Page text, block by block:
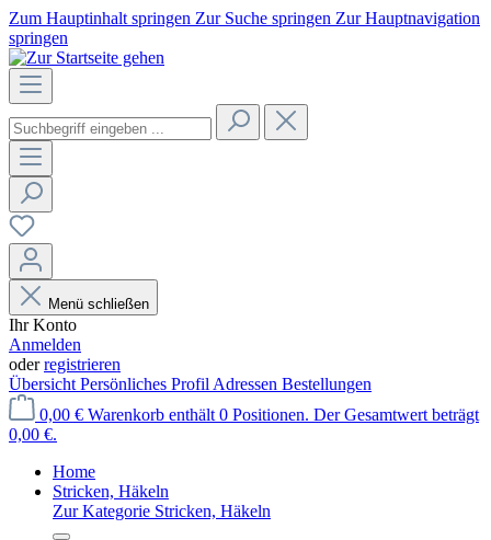
Zum Hauptinhalt springen Zur Suche springen Zur Hauptnavigation
springen
Menü schließen
Ihr Konto
Anmelden
oderregistrieren
Übersicht Persönliches Profil Adressen Bestellungen
0,00 € Warenkorb enthält 0 Positionen. Der Gesamtwert beträgt
0,00 €.
Home
Stricken, Häkeln
Zur Kategorie Stricken, Häkeln